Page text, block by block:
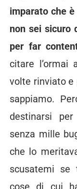
imparato che
non sei sicuro
per far
citare l’ormai
volte rinviato e
sappiamo.
destinarsi
senza mille
che lo
scusatemi
cose di cui